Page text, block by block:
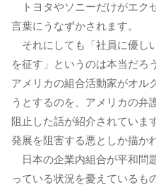
トヨタやソニーだけがエク
言葉にうなずかされます。
それにしても「社員に優し
を征す」というのは本当だろ
アメリカの組合活動家がオル
うとするのを、アメリカの弁
阻止した話が紹介されていま
発展を阻害する悪としか描か
日本の企業内組合が平和問
っている状況を憂えているも